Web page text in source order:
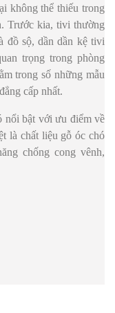
không thể thiếu trong
Trước kia, tivi thường
đồ sộ, dần dần kệ tivi
trọng trong phòng
trong số những mẫu
cấp nhất.
nổi bật với ưu điểm về
là chất liệu gỗ óc chó
chống cong vênh,